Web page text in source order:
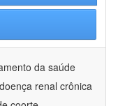
da saúde
renal crônica